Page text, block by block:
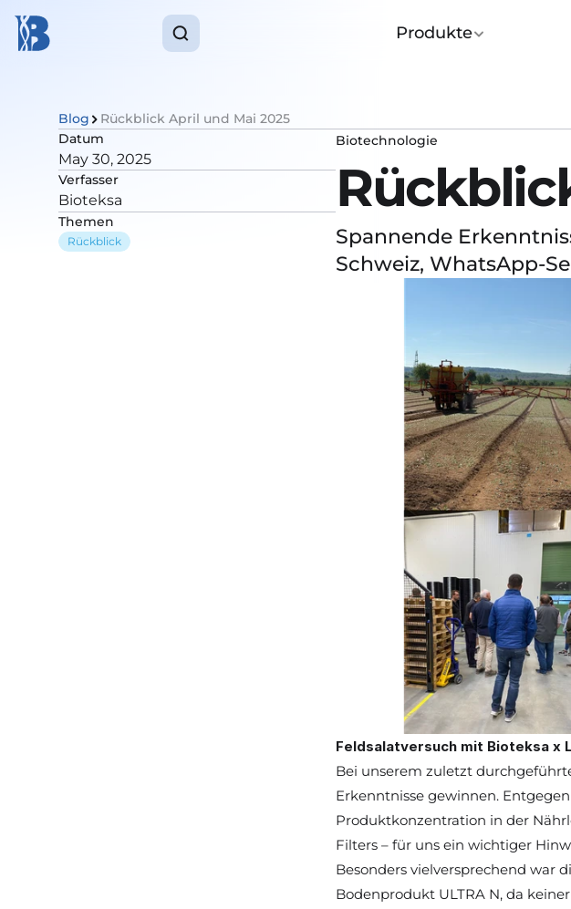
Produkte
Blog
Rückblick April und Mai 2025
Datum
May 30, 2025
Verfasser
Bioteksa
Themen
Rückblick
Biotechnologie
Spannende
Schweiz, WhatsApp-
Feldsalatversuch mit Bioteksa x
Bei unserem zuletzt
Erkenntnisse gewinnen.
Produktkonzentration in der
Filters – für uns ein wichtiger
Besonders vielversprechend war
Bodenprodukt ULTRA N, da